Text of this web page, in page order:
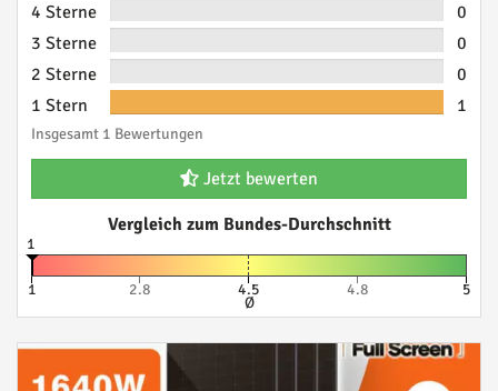
4 Sterne
0
3 Sterne
0
2 Sterne
0
1 Stern
1
Insgesamt 1 Bewertungen
Jetzt bewerten
Vergleich zum Bundes-Durchschnitt
1
1 2.8 4.5
Ø
4.8 5